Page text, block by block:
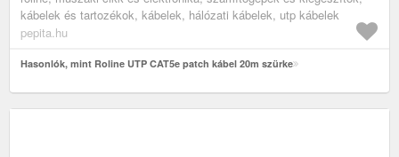
kábelek és tartozékok, kábelek, hálózati kábelek, utp kábelek
pepita.hu
Hasonlók, mint Roline UTP CAT5e patch kábel 20m szürke